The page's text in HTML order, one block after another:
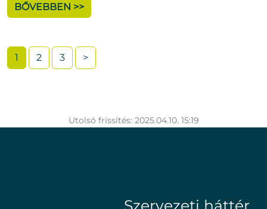
BŐVEBBEN >>
1 2 3 >
Utolsó frissítés: 2025.04.10. 15:19
Szervezeti háttér